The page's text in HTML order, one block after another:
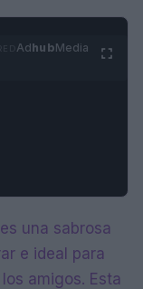
AdhubMedia
es una sabrosa
e ideal para
amigos. Esta